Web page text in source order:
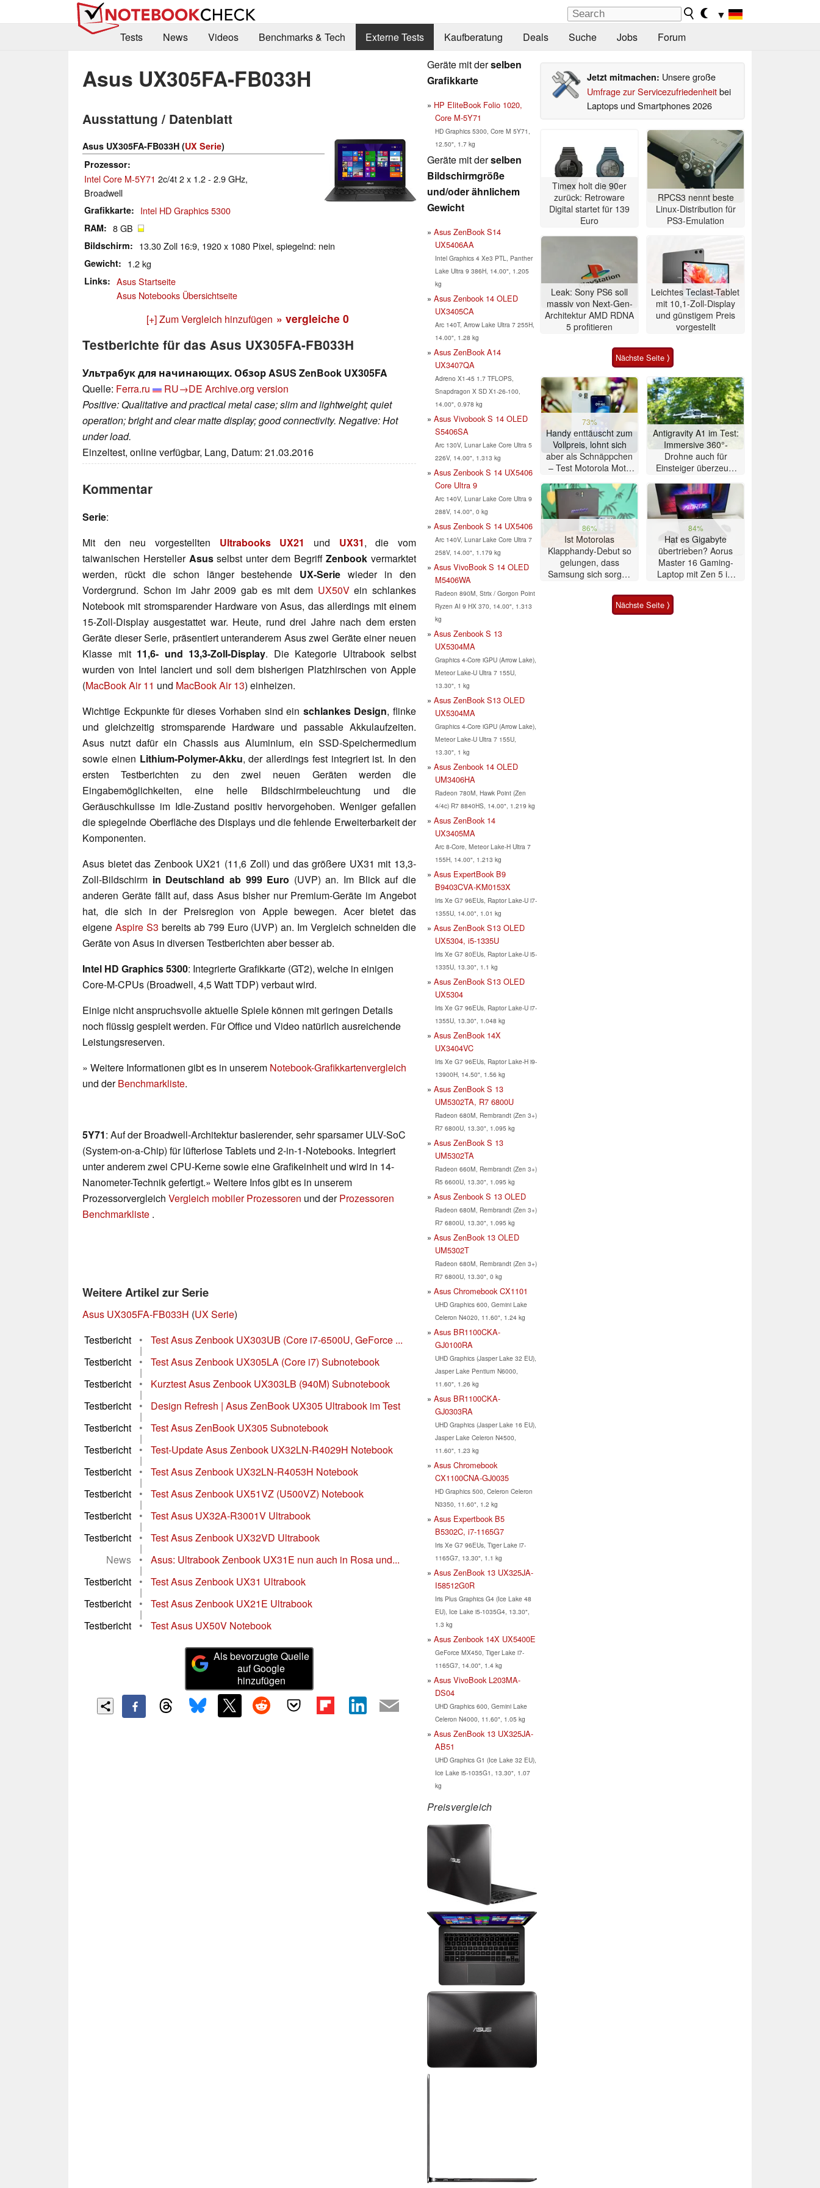
▼
Tests
News Videos Benchmarks & Tech Externe Tests Kaufberatung Deals Suche Jobs Forum
Asus UX305FA-FB033H
Ausstattung / Datenblatt
Asus UX305FA-FB033H (UX Serie)
Prozessor
Intel Core M-5Y71 2c/4t 2 x 1.2 - 2.9 GHz,
Broadwell
Grafikkarte Intel HD Graphics 5300
RAM 8 GB
Bildschirm 13.30 Zoll 16:9, 1920 x 1080 Pixel, spiegelnd: nein
Gewicht 1.2 kg
Links
Asus Startseite
Asus Notebooks Übersichtseite
[+] Zum Vergleich hinzufügen » vergleiche 0
Testberichte für das Asus UX305FA-FB033H
Ультрабук для начинающих. Обзор ASUS ZenBook UX305FA
Quelle: Ferra.ru RU→DE Archive.org version
Positive: Qualitative and practical metal case; slim and lightweight; quiet
operation; bright and clear matte display; good connectivity. Negative: Hot
under load.
Einzeltest, online verfügbar, Lang, Datum: 21.03.2016
Kommentar
Serie:
Mit den neu vorgestellten Ultrabooks UX21 und UX31, die vom
taiwanischen Hersteller Asusselbst unter dem BegriffZenbook vermarktet
werden, rückt die schon länger bestehende UX-Serie wieder in den
Vordergrund. Schon im Jahr 2009 gab es mit dem UX50Vein schlankes
Notebook mit stromsparender Hardware von Asus, das allerdings mit einem
15-Zoll-Display ausgestattet war. Heute, rund drei Jahre nach dem ersten
Geräte dieser Serie, präsentiert unteranderem Asus zwei Geräte einer neuen
Klasse mit 11,6- und 13,3-Zoll-Display. Die Kategorie Ultrabook selbst
wurden von Intel lanciert und soll dem bisherigen Platzhirschen von Apple
(MacBook Air 11 und MacBook Air 13) einheizen.
Wichtige Eckpunkte für dieses Vorhaben sind ein schlankes Design, flinke
und gleichzeitig stromsparende Hardware und passable Akkulaufzeiten.
Asus nutzt dafür ein Chassis aus Aluminium, ein SSD-Speichermedium
sowie einen Lithium-Polymer-Akku, der allerdings fest integriert ist. In den
ersten Testberichten zu den zwei neuen Geräten werden die
Eingabemöglichkeiten, eine helle Bildschirmbeleuchtung und die
Geräuschkulisse im Idle-Zustand positiv hervorgehoben. Weniger gefallen
die spiegelnde Oberfläche des Displays und die fehlende Erweiterbarkeit der
Komponenten.
Asus bietet das Zenbook UX21 (11,6 Zoll) und das größere UX31 mit 13,3-
Zoll-Bildschirm in Deutschland ab 999 Euro (UVP) an. Im Blick auf die
anderen Geräte fällt auf, dass Asus bisher nur Premium-Geräte im Angebot
hat, die sich in der Preisregion von Apple bewegen. Acer bietet das
eigene Aspire S3 bereits ab 799 Euro (UVP) an. Im Vergleich schneiden die
Geräte von Asus in diversen Testberichten aber besser ab.
Intel HD Graphics 5300: Integrierte Grafikkarte (GT2), welche in einigen
Core-M-CPUs (Broadwell, 4,5 Watt TDP) verbaut wird.
Einige nicht anspruchsvolle aktuelle Spiele können mit geringen Details
noch flüssig gespielt werden. Für Office und Video natürlich ausreichende
Leistungsreserven.
» Weitere Informationen gibt es in unserem Notebook-Grafikkartenvergleich
und derBenchmarkliste.
5Y71: Auf der Broadwell-Architektur basierender, sehr sparsamer ULV-SoC
(System-on-a-Chip) für lüfterlose Tablets und 2-in-1-Notebooks. Integriert
unter anderem zwei CPU-Kerne sowie eine Grafikeinheit und wird in 14-
Nanometer-Technik gefertigt.» Weitere Infos gibt es in unserem
Prozessorvergleich Vergleich mobiler Prozessoren und derProzessoren
Benchmarkliste .
Weitere Artikel zur Serie
Asus UX305FA-FB033H (UX Serie)
Testbericht
• Test Asus Zenbook UX303UB (Core i7-6500U, GeForce ...
|
Testbericht
• Test Asus Zenbook UX305LA (Core i7) Subnotebook
|
Testbericht
• Kurztest Asus Zenbook UX303LB (940M) Subnotebook
|
Testbericht
• Design Refresh | Asus ZenBook UX305 Ultrabook im Test
|
Testbericht
• Test Asus ZenBook UX305 Subnotebook
|
Testbericht
• Test-Update Asus Zenbook UX32LN-R4029H Notebook
|
Testbericht
• Test Asus Zenbook UX32LN-R4053H Notebook
|
Testbericht
• Test Asus Zenbook UX51VZ (U500VZ) Notebook
|
Testbericht
• Test Asus UX32A-R3001V Ultrabook
|
Testbericht
• Test Asus Zenbook UX32VD Ultrabook
|
News
• Asus: Ultrabook Zenbook UX31E nun auch in Rosa und...
|
Testbericht
• Test Asus Zenbook UX31 Ultrabook
|
Testbericht
• Test Asus Zenbook UX21E Ultrabook
|
Testbericht
• Test Asus UX50V Notebook
Als bevorzugte Quelle
auf Google
hinzufügen
Geräte mit derselben
Grafikkarte
HP EliteBook Folio 1020,
Core M-5Y71
HD Graphics 5300, Core M 5Y71,
12.50", 1.7 kg
Geräte mit derselben
Bildschirmgröße
und/oder ähnlichem
Gewicht
Asus ZenBook S14
UX5406AA
Intel Graphics 4 Xe3 PTL, Panther
Lake Ultra 9 386H, 14.00", 1.205
kg
Asus Zenbook 14 OLED
UX3405CA
Arc 140T, Arrow Lake Ultra 7 255H,
14.00", 1.28 kg
Asus ZenBook A14
UX3407QA
Adreno X1-45 1.7 TFLOPS,
Snapdragon X SD X1-26-100,
14.00", 0.978 kg
Asus Vivobook S 14 OLED
S5406SA
Arc 130V, Lunar Lake Core Ultra 5
226V, 14.00", 1.313 kg
Asus Zenbook S 14 UX5406
Core Ultra 9
Arc 140V, Lunar Lake Core Ultra 9
288V, 14.00", 0 kg
Asus Zenbook S 14 UX5406
Arc 140V, Lunar Lake Core Ultra 7
258V, 14.00", 1.179 kg
Asus VivoBook S 14 OLED
M5406WA
Radeon 890M, Strix / Gorgon Point
Ryzen AI 9 HX 370, 14.00", 1.313
kg
Asus Zenbook S 13
UX5304MA
Graphics 4-Core iGPU (Arrow Lake),
Meteor Lake-U Ultra 7 155U,
13.30", 1 kg
Asus ZenBook S13 OLED
UX5304MA
Graphics 4-Core iGPU (Arrow Lake),
Meteor Lake-U Ultra 7 155U,
13.30", 1 kg
Asus Zenbook 14 OLED
UM3406HA
Radeon 780M, Hawk Point (Zen
4/4c) R7 8840HS, 14.00", 1.219 kg
Asus ZenBook 14
UX3405MA
Arc 8-Core, Meteor Lake-H Ultra 7
155H, 14.00", 1.213 kg
Asus ExpertBook B9
B9403CVA-KM0153X
Iris Xe G7 96EUs, Raptor Lake-U i7-
1355U, 14.00", 1.01 kg
Asus ZenBook S13 OLED
UX5304, i5-1335U
Iris Xe G7 80EUs, Raptor Lake-U i5-
1335U, 13.30", 1.1 kg
Asus ZenBook S13 OLED
UX5304
Iris Xe G7 96EUs, Raptor Lake-U i7-
1355U, 13.30", 1.048 kg
Asus ZenBook 14X
UX3404VC
Iris Xe G7 96EUs, Raptor Lake-H i9-
13900H, 14.50", 1.56 kg
Asus ZenBook S 13
UM5302TA, R7 6800U
Radeon 680M, Rembrandt (Zen 3+)
R7 6800U, 13.30", 1.095 kg
Asus ZenBook S 13
UM5302TA
Radeon 660M, Rembrandt (Zen 3+)
R5 6600U, 13.30", 1.095 kg
Asus Zenbook S 13 OLED
Radeon 680M, Rembrandt (Zen 3+)
R7 6800U, 13.30", 1.095 kg
Asus ZenBook 13 OLED
UM5302T
Radeon 680M, Rembrandt (Zen 3+)
R7 6800U, 13.30", 0 kg
Asus Chromebook CX1101
UHD Graphics 600, Gemini Lake
Celeron N4020, 11.60", 1.24 kg
Asus BR1100CKA-
GJ0100RA
UHD Graphics (Jasper Lake 32 EU),
Jasper Lake Pentium N6000,
11.60", 1.26 kg
Asus BR1100CKA-
GJ0303RA
UHD Graphics (Jasper Lake 16 EU),
Jasper Lake Celeron N4500,
11.60", 1.23 kg
Asus Chromebook
CX1100CNA-GJ0035
HD Graphics 500, Celeron Celeron
N3350, 11.60", 1.2 kg
Asus Expertbook B5
B5302C, i7-1165G7
Iris Xe G7 96EUs, Tiger Lake i7-
1165G7, 13.30", 1.1 kg
Asus ZenBook 13 UX325JA-
I58512G0R
Iris Plus Graphics G4 (Ice Lake 48
EU), Ice Lake i5-1035G4, 13.30",
1.3 kg
Asus Zenbook 14X UX5400E
GeForce MX450, Tiger Lake i7-
1165G7, 14.00", 1.4 kg
Asus VivoBook L203MA-
DS04
UHD Graphics 600, Gemini Lake
Celeron N4000, 11.60", 1.05 kg
Asus ZenBook 13 UX325JA-
AB51
UHD Graphics G1 (Ice Lake 32 EU),
Ice Lake i5-1035G1, 13.30", 1.07
kg
Preisvergleich
Jetzt mitmachen: Unsere große
Umfrage zur Servicezufriedenheitbei
Laptops und Smartphones 2026
Timex holt die 90er
zurück: Retroware
Digital startet für 139
Euro
RPCS3 nennt beste
Linux-Distribution für
PS3-Emulation
Leak: Sony PS6 soll
massiv von Next-Gen-
Architektur AMD RDNA
5 profitieren
Leichtes Teclast-Tablet
mit 10,1-Zoll-Display
und günstigem Preis
vorgestellt
Nächste Seite ⟩
73%
Handy enttäuscht zum
Vollpreis, lohnt sich
aber als Schnäppchen
– Test Motorola Moto
Antigravity A1 im Test:
Immersive 360°-
Drohne auch für
Einsteiger überzeugt
86%
Ist Motorolas
Klapphandy-Debut so
gelungen, dass
Samsung sich sorgen
Smartphone im Test
84%
Hat es Gigabyte
übertrieben? Aorus
Master 16 Gaming-
Laptop mit Zen 5 im
Nächste Seite ⟩